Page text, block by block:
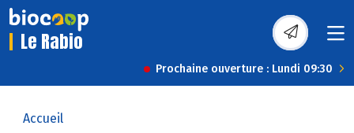
Le Rabio
Prochaine ouverture : Lundi 09:30
Accueil